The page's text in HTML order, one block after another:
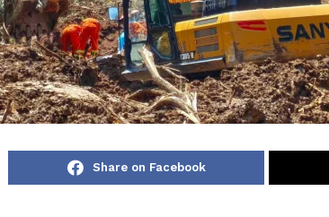
Share on Facebook